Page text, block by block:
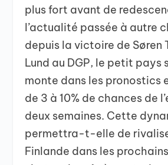
plus fort avant de
l’actualité passée à autre
depuis la victoire de Søren
Lund au DGP, le petit pays
monte dans les pronostics
de 3 à 10% de chances de
deux semaines. Cette
permettra-t-elle de
Finlande dans les